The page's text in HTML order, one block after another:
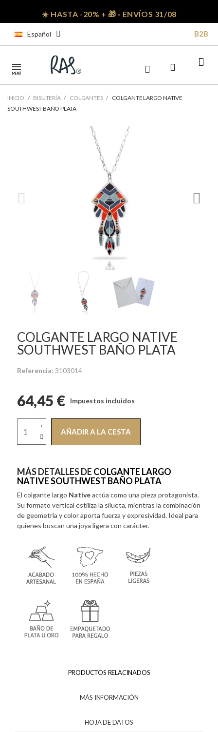
☀️ HASTA -20% + 🎁 · ENVÍOS 31/08
Español B2B
MENÚ
INICIO BISUTERÍA COLGANTES
COLGANTE LARGO NATIVE
SOUTHWEST BAÑO PLATA
COLGANTE LARGO NATIVE
SOUTHWEST BAÑO PLATA
Referencia 3103014
64,45 € Impuestos incluidos
AÑADIR A LA CESTA
MÁS DETALLES DE COLGANTE LARGO
NATIVE SOUTHWEST BAÑO PLATA
El colgante largo Nativeactúa como una pieza protagonista.
Su formato vertical estiliza la silueta, mientras la combinación
de geometría y color aporta fuerza y expresividad. Ideal para
quienes buscan una joya ligera con carácter.
PRODUCTOS RELACINADOS
MÁS INFORMACIÓN
HOJA DE DATOS